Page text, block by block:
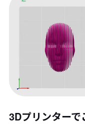
3Dプリンター